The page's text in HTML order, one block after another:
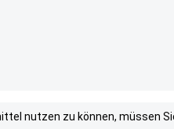
nutzen zu können, müssen